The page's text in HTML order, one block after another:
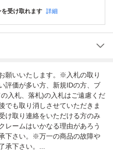
受け取れます 詳細
願いいたします。※入札の取り
評価が多い方、新規IDの方、ブ
入札、落札)の入札はご遠慮くだ
も取り消しさせていただきま
け取り連絡をいただける方のみ
レームはいかなる理由があろう
下さい。※万一の商品の故障や
承下さい。...